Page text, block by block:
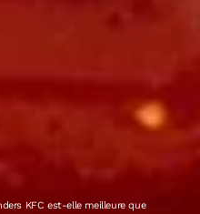
KFC est-elle meilleure que